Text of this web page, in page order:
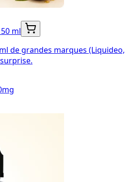
ml
de grandes marques (Liquideo,